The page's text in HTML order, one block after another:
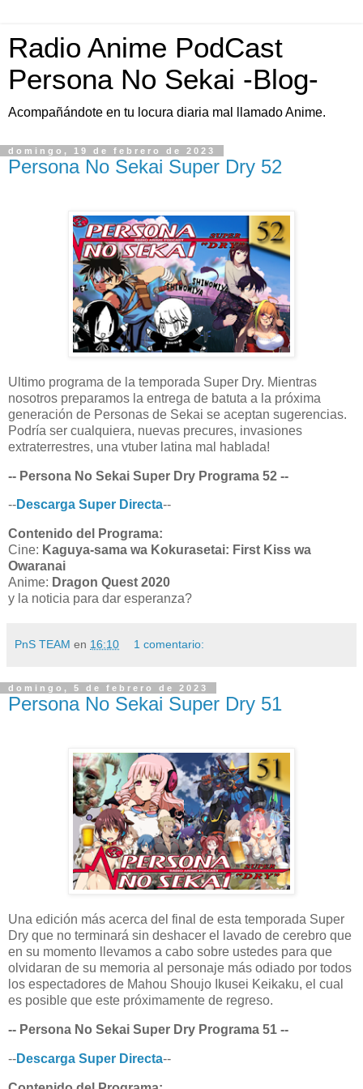
Radio Anime PodCast
Persona No Sekai -Blog-
Acompañándote en tu locura diaria mal llamado Anime.
domingo, 19 de febrero de 2023
Persona No Sekai Super Dry 52
Ultimo programa de la temporada Super Dry. Mientras
nosotros preparamos la entrega de batuta a la próxima
generación de Personas de Sekai se aceptan sugerencias.
Podría ser cualquiera, nuevas precures, invasiones
extraterrestres, una vtuber latina mal hablada!
-- Persona No Sekai Super Dry Programa 52 --
--Descarga Super Directa--
Contenido del Programa:
Cine: Kaguya-sama wa Kokurasetai: First Kiss wa
Owaranai
Anime: Dragon Quest 2020
y la noticia para dar esperanza?
PnS TEAM en 16:10 1 comentario:
domingo, 5 de febrero de 2023
Persona No Sekai Super Dry 51
Una edición más acerca del final de esta temporada Super
Dry que no terminará sin deshacer el lavado de cerebro que
en su momento llevamos a cabo sobre ustedes para que
olvidaran de su memoria al personaje más odiado por todos
los espectadores de Mahou Shoujo Ikusei Keikaku, el cual
es posible que este próximamente de regreso.
-- Persona No Sekai Super Dry Programa 51 --
--Descarga Super Directa--